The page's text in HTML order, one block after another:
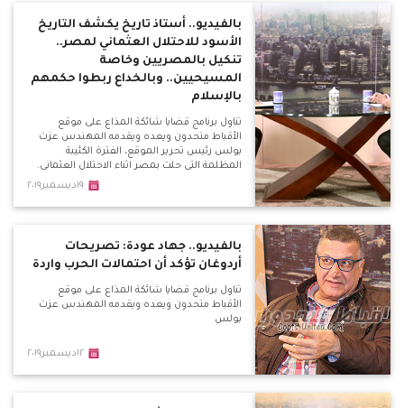
بالفيديو.. أستاذ تاريخ يكشف التاريخ
الأسود للاحتلال العثماني لمصر..
تنكيل بالمصريين وخاصة
المسيحيين.. وبالخداع ربطوا حكمهم
بالإسلام
تناول برنامج قضايا شائكة المذاع على موقع
الأقباط متحدون ويعده ويقدمه المهندس عزت
بولس رئيس تحرير الموقع، الفترة الكئيبة
المظلمة التى حلت بمصر اثناء الاحتلال العثمانى.
١٩ديسمبر٢٠١٩
بالفيديو.. جهاد عودة: تصريحات
أردوغان تؤكد أن احتمالات الحرب واردة
تناول برنامج قضايا شائكة المذاع على موقع
الأقباط متحدون ويعده ويقدمه المهندس عزت
بولس
١٢ديسمبر٢٠١٩